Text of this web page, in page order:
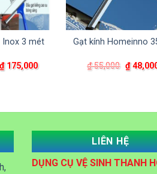
Inox 3 mét
Giá
gốc
₫175,000Giá
Gạt kính Homeinno
₫55,000 Giá
gốc
₫
LIÊN HỆ
DỤNG CỤ VỆ SINH THANH